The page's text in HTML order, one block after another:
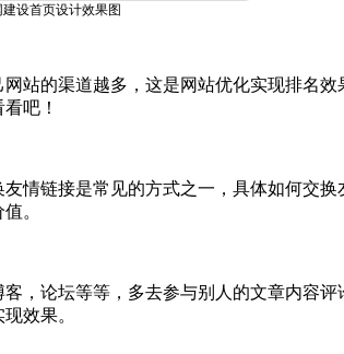
设首页设计效果图
站的渠道越多，这是网站优化实现排名
吧！
友情链接是常见的方式之一，具体如何交
。
，论坛等等，多去参与别人的文章内容
效果。